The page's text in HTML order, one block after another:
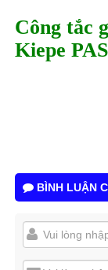
Công tắc
Kiepe
BÌNH LUẬN